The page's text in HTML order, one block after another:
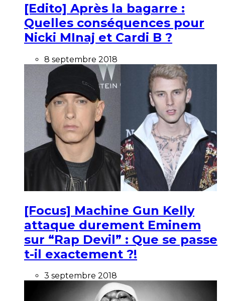
[Edito] Après la bagarre :
Quelles conséquences pour
Nicki MInaj et Cardi B ?
8 septembre 2018
[Focus] Machine Gun Kelly
attaque durement Eminem
sur “Rap Devil” : Que se passe
t-il exactement ?!
3 septembre 2018